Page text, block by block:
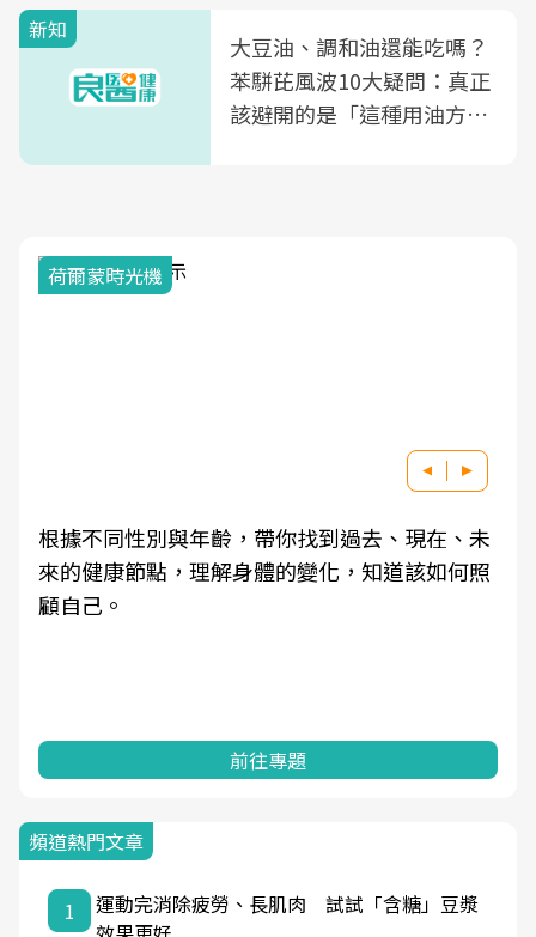
新知
大豆油、調和油還能吃嗎？
苯駢芘風波10大疑問：真正
該避開的是「這種用油方
荷爾蒙時光機
根據不同性別與年齡，帶你找到過去、現在、未
來的健康節點，理解身體的變化，知道該如何照
顧自己。
前往專題
頻道熱門文章
1
運動完消除疲勞、長肌肉 試試「含糖」豆漿